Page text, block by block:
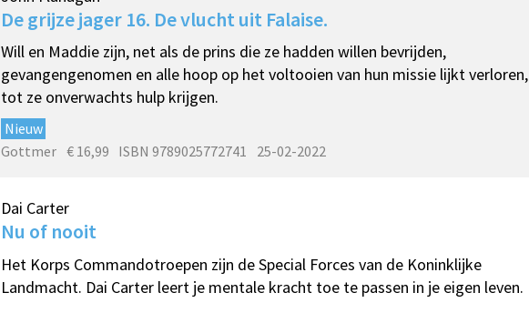
De grijze jager 16. De vlucht uit Falaise.
Will en Maddie zijn, net als de prins die ze hadden willen bevrijden,
gevangengenomen en alle hoop op het voltooien van hun missie lijkt verloren,
tot ze onverwachts hulp krijgen.
Nieuw
Gottmer € 16,99 ISBN 9789025772741 25-02-2022
Dai Carter
Nu of nooit
Het Korps Commandotroepen zijn de Special Forces van de Koninklijke
Landmacht. Dai Carter leert je mentale kracht toe te passen in je eigen leven.